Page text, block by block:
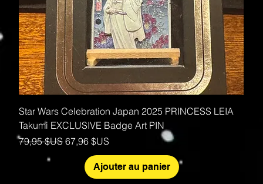
Star Wars Celebration Japan 2025 PRINCESS LEIA
Takumi EXCLUSIVE Badge Art PIN
Prix original
79,95 $USPrix promotionnel
67,96 $US
Ajouter au panier